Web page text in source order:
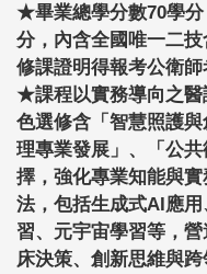
★畢業總學分數70學
分，內含全國唯一二
修課證明得報考公衛師
★課程以實務導向之
色選修含「智慧照護
理專業發展」、「公
擇，強化專業知能與
法，包括生成式AI應
習、元宇宙學習等，
床決策、創新思維與